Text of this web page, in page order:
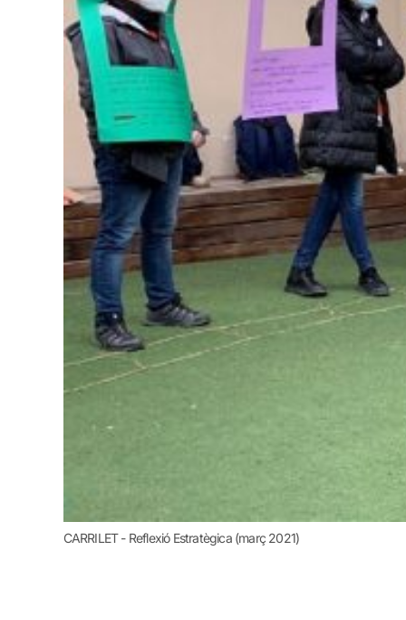
CARRILET - Reflexió Estratègica (març 2021)